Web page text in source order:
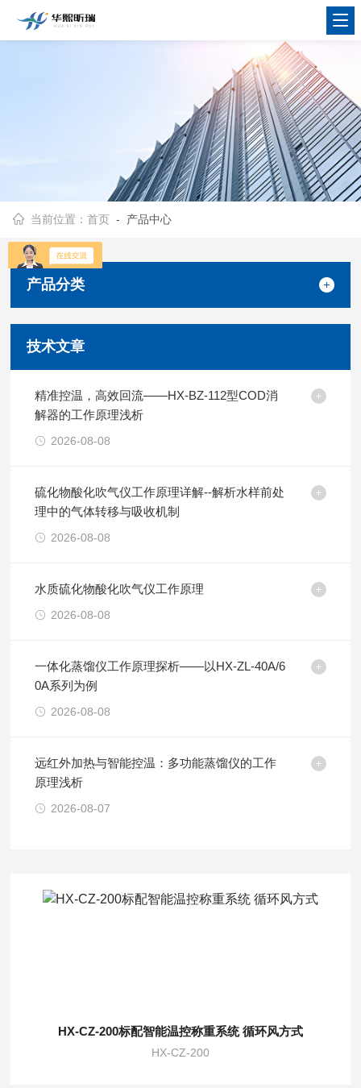
当前位置：首页 - 产品中心
产品分类
技术文章
精准控温，高效回流——HX-BZ-112型COD消
解器的工作原理浅析
2026-08-08
硫化物酸化吹气仪工作原理详解--解析水样前处
理中的气体转移与吸收机制
2026-08-08
水质硫化物酸化吹气仪工作原理
2026-08-08
一体化蒸馏仪工作原理探析——以HX-ZL-40A/6
0A系列为例
2026-08-08
远红外加热与智能控温：多功能蒸馏仪的工作
原理浅析
2026-08-07
HX-CZ-200标配智能温控称重系统 循环风方式
HX-CZ-200